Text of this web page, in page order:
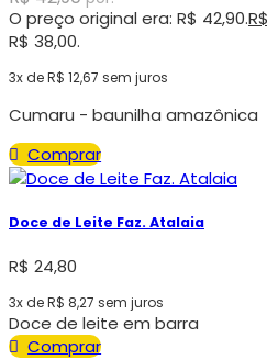
O preço original era: R$ 42,90.R$
R$ 38,00.
3x deR$ 12,67 sem juros
Cumaru - baunilha amazônica
Comprar
Doce de Leite Faz. Atalaia
R$ 24,80
3x deR$ 8,27 sem juros
Doce de leite em barra
Comprar